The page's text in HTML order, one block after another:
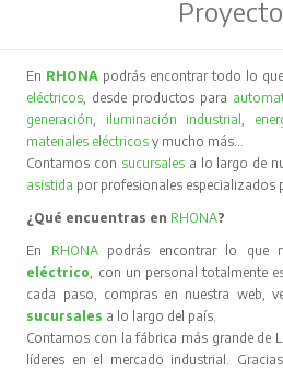
En RHONA podrás encontrar todo lo
eléctricos, desde productos para
generación, iluminación industrial,
materiales eléctricos y mucho más…
Contamos con sucursales a lo largo de
asistida por profesionales especializados
¿Qué encuentras en RHONA?
En RHONA podrás encontrar lo que
eléctrico, con un personal totalmente
cada paso, compras en nuestra web,
sucursales a lo largo del país.
Contamos con la fábrica más grande de
líderes en el mercado industrial.